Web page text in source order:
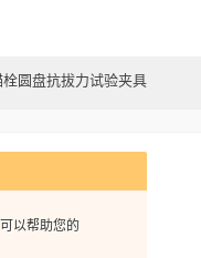
以帮助您的
栓圆盘抗拔力试验夹具